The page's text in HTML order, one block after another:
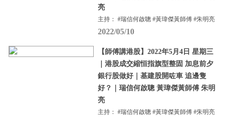
亮
主持： #瑞信何啟聰 #黃瑋傑黃師傅 #朱明亮
2022/05/10
【師傅講港股】2022年5月4日 星期三
｜港股成交縮恒指旗型整固 加息前夕
銀行股做好｜基建股開咗車 追邊隻
好？｜瑞信何啟聰 黃瑋傑黃師傅 朱明
亮
主持： #瑞信何啟聰 #黃瑋傑黃師傅 #朱明亮